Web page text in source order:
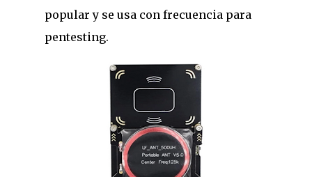
popular y se usa con frecuencia para
pentesting.